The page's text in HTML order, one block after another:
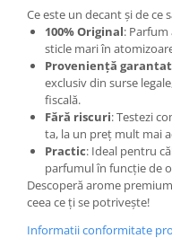
Frezie
Frisca
Fum
Gheata
Ghimbir
Grapefruit
Grozama
Guava
Heliotrop
Ce este un decant și de ce
100% Original:
sticle mari în
Proveniență
exclusiv din surse
fiscală.
Fără riscuri: Testezi
ta, la un preț mult mai
Practic: Ideal pentru
parfumul în funcție de
Descoperă arome
ceea ce ți se potrivește!
Informatii conformitate